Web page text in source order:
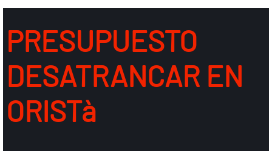
PRESUPUESTO
DESATRANCAR EN
ORISTà